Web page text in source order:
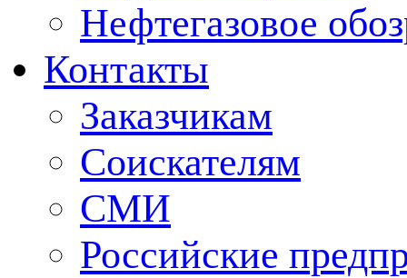
Нефтегазовое
Контакты
Заказчикам
Соискателям
СМИ
Российские